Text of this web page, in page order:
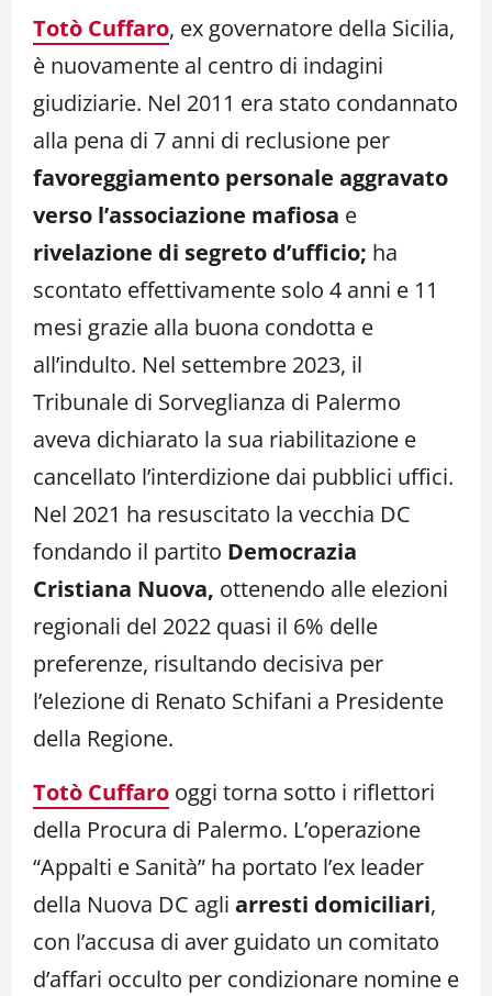
Totò Cuffaro, ex governatore della Sicilia,
è nuovamente al centro di indagini
giudiziarie. Nel 2011 era stato condannato
alla pena di 7 anni di reclusione per
favoreggiamento personale aggravato
verso l’associazione mafiosa e
rivelazione di segreto d’ufficio; ha
scontato effettivamente solo 4 anni e 11
mesi grazie alla buona condotta e
all’indulto. Nel settembre 2023, il
Tribunale di Sorveglianza di Palermo
aveva dichiarato la sua riabilitazione e
cancellato l’interdizione dai pubblici uffici.
Nel 2021 ha resuscitato la vecchia DC
fondando il partito Democrazia
Cristiana Nuova, ottenendo alle elezioni
regionali del 2022 quasi il 6% delle
preferenze, risultando decisiva per
l’elezione di Renato Schifani a Presidente
della Regione.
Totò Cuffaro oggi torna sotto i riflettori
della Procura di Palermo. L’operazione
“Appalti e Sanità” ha portato l’ex leader
della Nuova DC agli arresti domiciliari,
con l’accusa di aver guidato un comitato
d’affari occulto per condizionare nomine e